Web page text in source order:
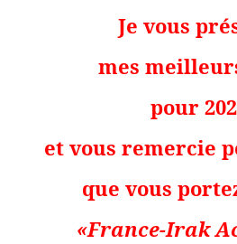
Je vous
mes
pour
et vous remercie
que vous
«France-Irak